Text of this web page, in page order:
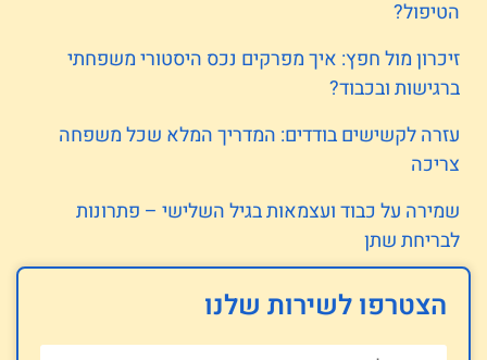
הטיפול?
זיכרון מול חפץ: איך מפרקים נכס היסטורי משפחתי
ברגישות ובכבוד?
עזרה לקשישים בודדים: המדריך המלא שכל משפחה
צריכה
שמירה על כבוד ועצמאות בגיל השלישי – פתרונות
לבריחת שתן
הצטרפו לשירות שלנו